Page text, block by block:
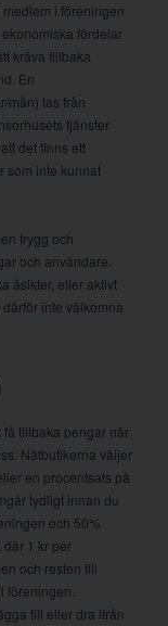
i föreningen
fördelar
kräva tillbaka
En
mån) tas från
tjänster
det finns ett
som inte kunnat
trygg och
och användare.
åsikter, eller aktivt
inte välkomna
få tillbaka pengar när
Nätbutikerna väljer
en procentsats på
tydligt innan du
och 50%
1 kr per
och resten till
föreningen.
till eller dra ifrån